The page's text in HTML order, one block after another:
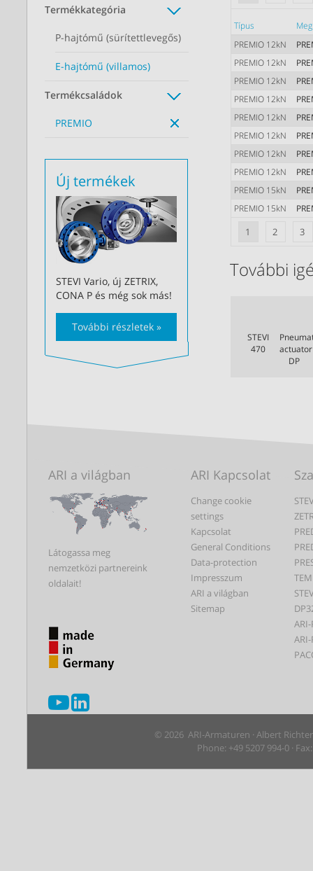
Típus
1 2 3
PREMIO 12kN
PREMIO 12kN
PREMIO 12kN
PREMIO 12kN
PREMIO 12kN
PREMIO 12kN
PREMIO 12kN
PREMIO 12kN
PREMIO 15kN
PREMIO 15kN
További
STEVI
470
actuator
DP
Termékkategória
P-hajtómű (sürítettlevegős)
E-hajtómű (villamos)
Termékcsaládok
PREMIO
Új termékek
STEVI Vario, új ZETRIX,
CONA P és még sok más!
További részletek »
ARI a világban
Látogassa meg
nemzetközi partnereink
oldalait!
ARI Kapcsolat
Change cookie
settings
Kapcsolat
General Conditions
Data-protection
Impresszum
ARI a világban
Sitemap
© 2026 ARI-Armaturen · Albert
Phone: +49 5207 994-0 ·